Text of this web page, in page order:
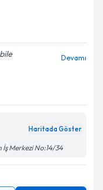
Devamı
Haritada Göster
İş Merkezi No:14/34